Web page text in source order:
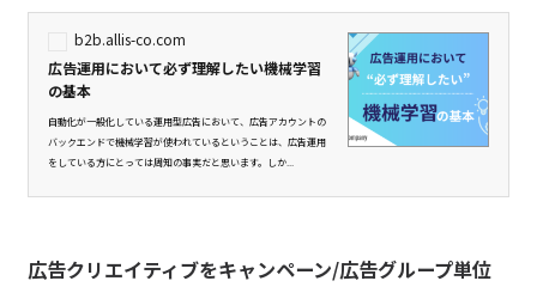
b2b.allis-co.com
広告運用において必ず理解したい機械学習
の基本
自動化が一般化している運用型広告において、広告アカウントの
バックエンドで機械学習が使われているということは、広告運用
をしている方にとっては周知の事実だと思います。しか...
広告クリエイティブをキャンペーン/広告グループ単位